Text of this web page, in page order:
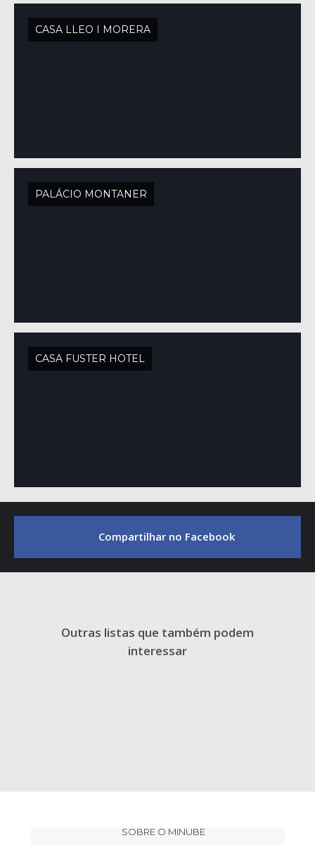
CASA LLEO I MORERA
PALÁCIO MONTANER
CASA FUSTER HOTEL
Compartilhar no Facebook
Outras listas que também podem
interessar
SOBRE O MINUBE